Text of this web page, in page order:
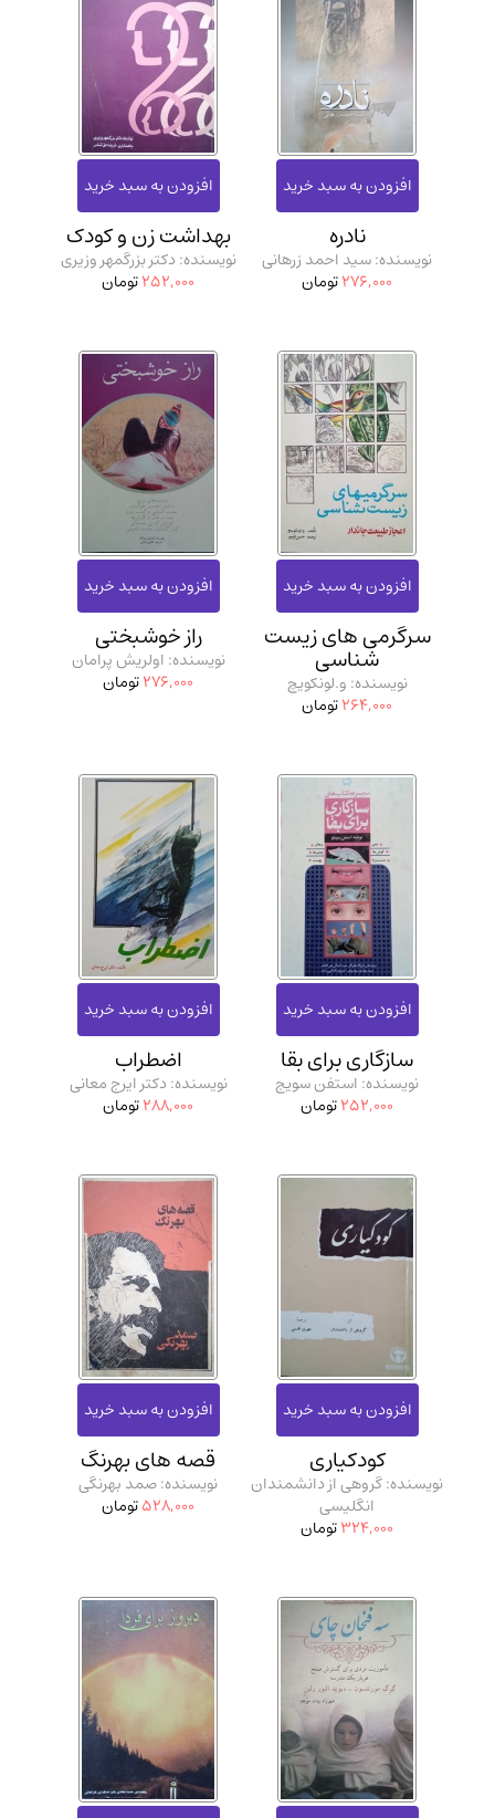
نادره
نویسنده: سید احمد زرهانی
276,000تومان
بهداشت زن و کودک
نویسنده: دکتر بزرگمهر وزیری
252,000تومان
سرگرمی‌ های زیست
شناسی
نویسنده: و.لونکویچ
264,000تومان
راز خوشبختی
نویسنده: اولریش پرامان
276,000تومان
سازگاری برای بقا
نویسنده: استفن سویج
252,000تومان
اضطراب
نویسنده: دکتر ایرج معانی
288,000تومان
کودکیاری
نویسنده: گروهی از دانشمندان
انگلیسی
324,000تومان
قصه‌ های بهرنگ
نویسنده: صمد بهرنگی
528,000تومان